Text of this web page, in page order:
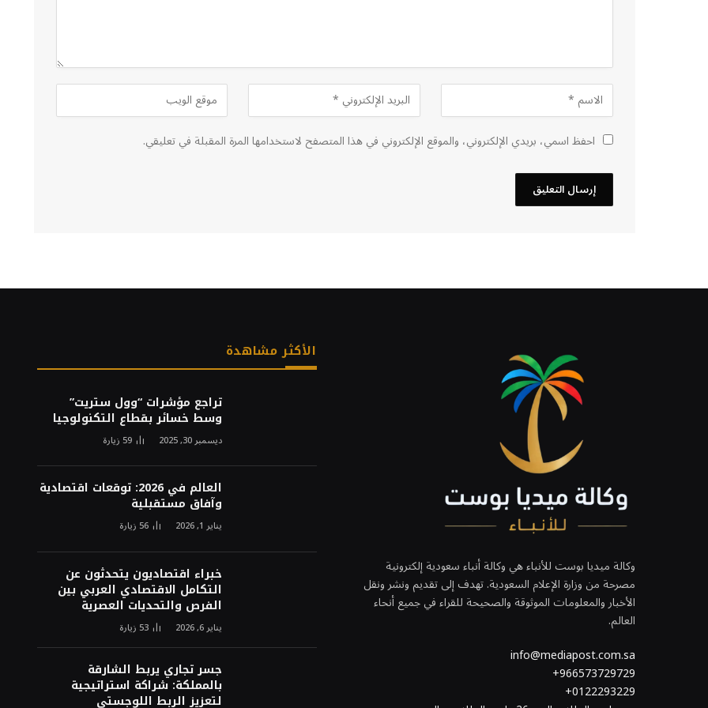
احفظ اسمي، بريدي الإلكتروني، والموقع الإلكتروني في هذا المتصفح لاستخدامها المرة المقبلة في تعليقي.
وكالة ميديا بوست للأنباء هي وكالة أنباء سعودية إلكترونية
مصرحة من وزارة الإعلام السعودية. تهدف إلى تقديم ونشر ونقل
الأخبار والمعلومات الموثوقة والصحيحة للقراء في جميع أنحاء
العالم.
info@mediapost.com.sa
966573729729+
0122293229+
الأكثر مشاهدة
تراجع مؤشرات “وول ستريت”
وسط خسائر بقطاع التكنولوجيا
ديسمبر 30, 2025 59 زيارة
العالم في 2026: توقعات اقتصادية
وآفاق مستقبلية
يناير 1, 2026 56 زيارة
خبراء اقتصاديون يتحدثون عن
التكامل الاقتصادي العربي بين
الفرص والتحديات العصرية
يناير 6, 2026 53 زيارة
جسر تجاري يربط الشارقة
بالمملكة: شراكة استراتيجية
لتعزيز الربط اللوجستي